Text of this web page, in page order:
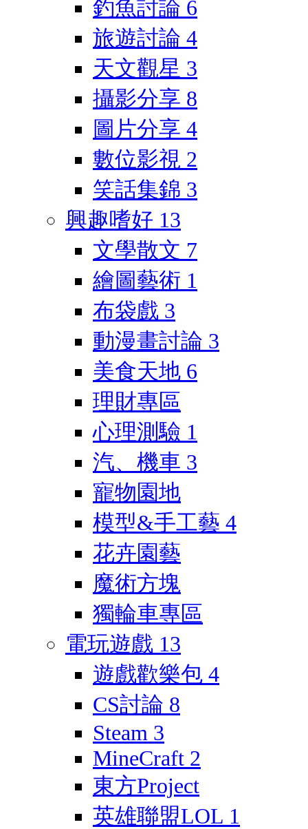
釣魚討論 6
旅遊討論 4
天文觀星 3
攝影分享 8
圖片分享 4
數位影視 2
笑話集錦 3
興趣嗜好 13
文學散文 7
繪圖藝術 1
布袋戲 3
動漫畫討論 3
美食天地 6
理財專區
心理測驗 1
汽、機車 3
寵物園地
模型&手工藝 4
花卉園藝
魔術方塊
獨輪車專區
電玩遊戲 13
遊戲歡樂包 4
CS討論 8
Steam 3
MineCraft 2
東方Project
英雄聯盟LOL 1